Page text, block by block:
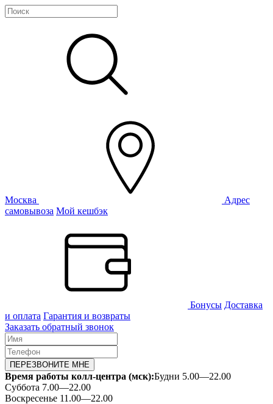
Москва
Адрес
самовывоза Мой кешбэк
Бонусы Доставка
и оплата Гарантия и возвраты
Заказать обратный звонок
ПЕРЕЗВОНИТЕ МНЕ
Время работы колл-центра (мск):Будни 5.00—22.00
Суббота 7.00—22.00
Воскресенье 11.00—22.00